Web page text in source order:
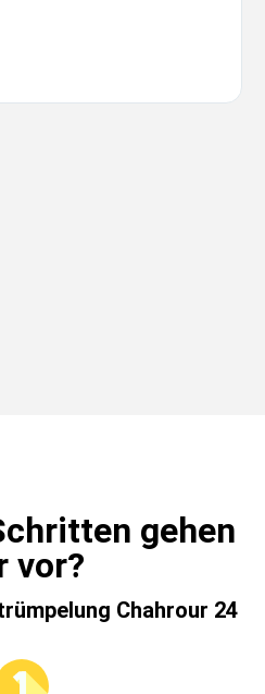
gehen
vor?
Chahrour 24